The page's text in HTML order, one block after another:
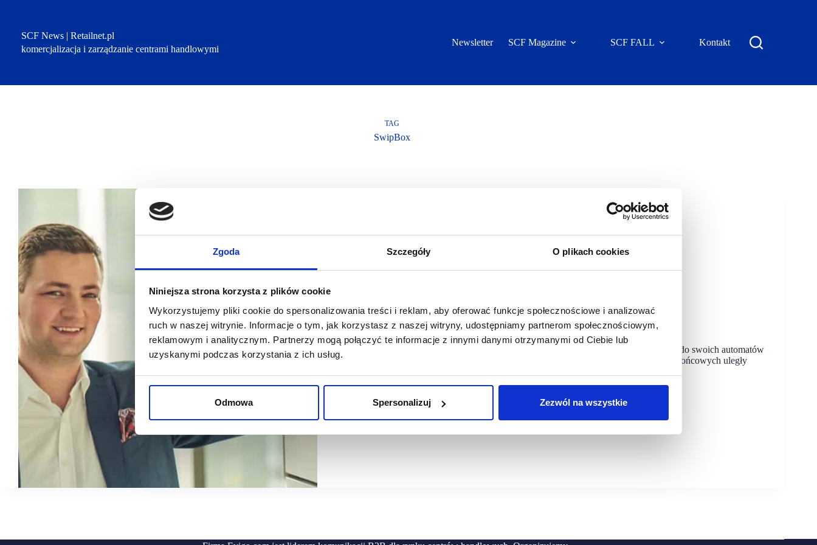
Zgoda Szczegóły O plikach cookies
Niniejsza strona korzysta z plików cookie
Wykorzystujemy pliki cookie do spersonalizowania treści i reklam, aby oferować funkcje społecznościowe i analizować
ruch w naszej witrynie. Informacje o tym, jak korzystasz z naszej witryny, udostępniamy partnerom społecznościowym,
reklamowym i analitycznym. Partnerzy mogą połączyć te informacje z innymi danymi otrzymanymi od Ciebie lub
uzyskanymi podczas korzystania z ich usług.
Odmowa Spersonalizuj Zezwól na wszystkie
SCF News | Retailnet.pl
komercjalizacja i zarządzanie centrami handlowymi
Newsletter SCF Magazine SCF FALL Kontakt
TAG
SwipBox
Zautomatyzowane rozwiązania przyszłością dla branży retail
W ciągu ubiegłego roku SwipBox odnotował gwałtowny wzrost liczby paczek dostarczanych do swoich automatów
na całym świecie. Pandemia sprawiła, że branża KEP oraz wzorce zakupowe użytkowników końcowych uległy